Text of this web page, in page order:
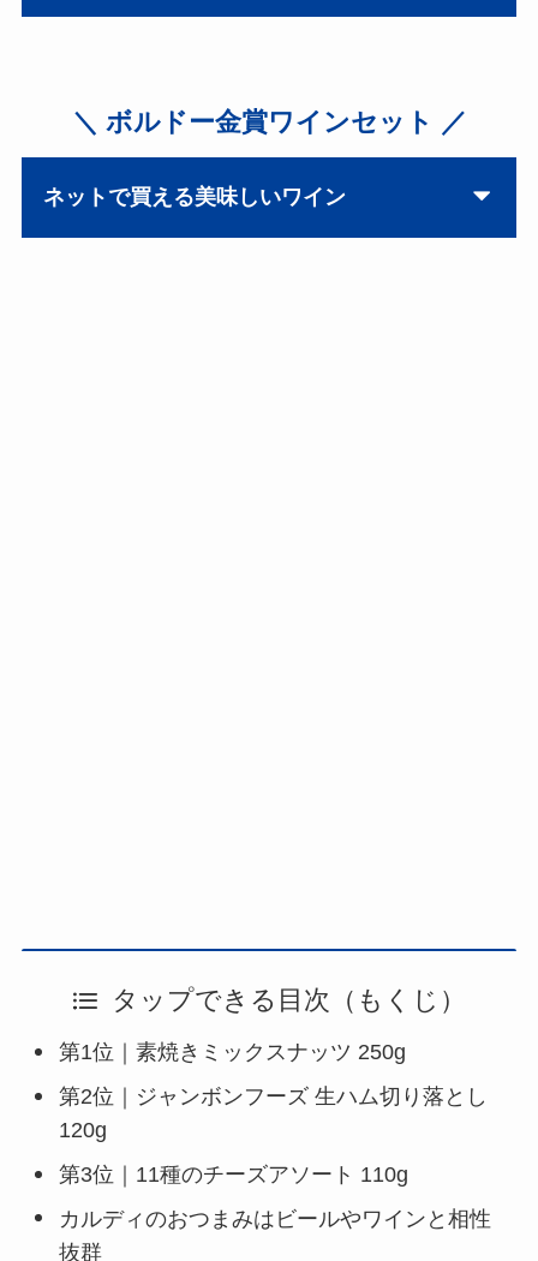
＼ ボルドー金賞ワインセット ／
ネットで買える美味しいワイン
タップできる目次（もくじ）
第1位｜素焼きミックスナッツ 250g
第2位｜ジャンボンフーズ 生ハム切り落とし
120g
第3位｜11種のチーズアソート 110g
カルディのおつまみはビールやワインと相性
抜群